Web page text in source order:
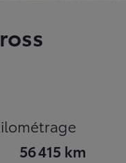
56 415 km